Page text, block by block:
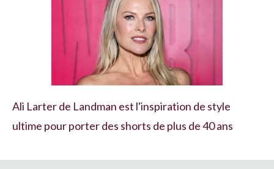
Ali Larter de Landman est l'inspiration de style
ultime pour porter des shorts de plus de 40 ans